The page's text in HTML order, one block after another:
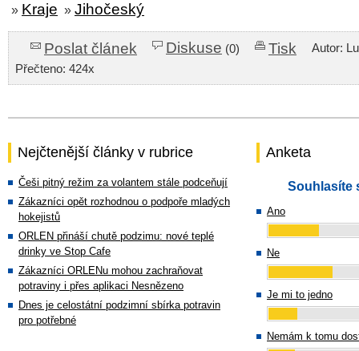
» Kraje » Jihočeský
Poslat článek Diskuse (0) Tisk
Autor:
Přečteno: 424x
Nejčtenější články v rubrice
Češi pitný režim za volantem stále podceňují
Zákazníci opět rozhodnou o podpoře mladých
hokejistů
ORLEN přináší chutě podzimu: nové teplé
drinky ve Stop Cafe
Zákazníci ORLENu mohou zachraňovat
potraviny i přes aplikaci Nesnězeno
Dnes je celostátní podzimní sbírka potravin
pro potřebné
Anketa
Souhlasíte
Ano
Ne
Je mi to jedno
Nemám k tomu